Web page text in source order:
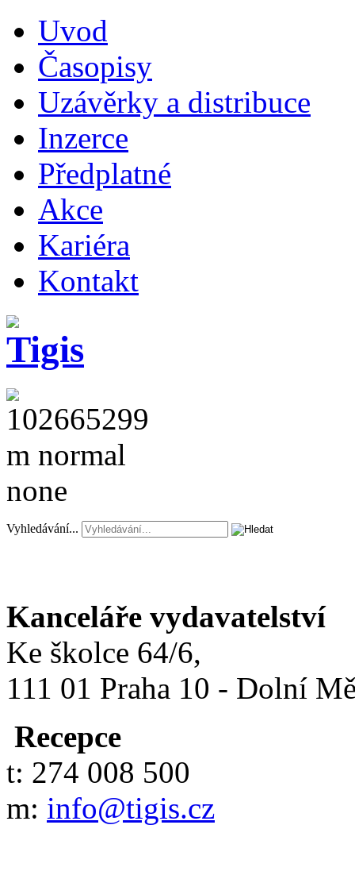
Uvod
Časopisy
Uzávěrky a distribuce
Inzerce
Předplatné
Akce
Kariéra
Kontakt
Vyhledávání...
Kanceláře vydavatelství
Ke školce 64/6,
111 01 Praha 10 - Dolní
Recepce
t: 274 008 500
m: info@tigis.cz